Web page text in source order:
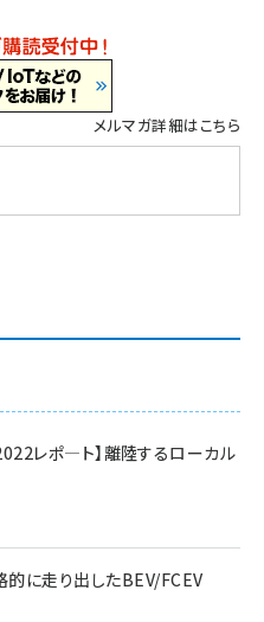
メルマガ詳細はこちら
レポ—ト】離陸するローカル
的に走り出したBEV/FCEV